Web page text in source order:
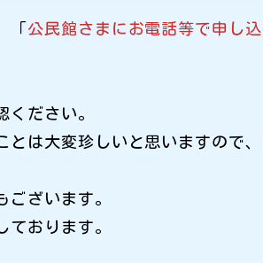
「公民館さまにお電話等で申し
ださい。
とは大変珍しいと思いますので
ざいます。
おります。